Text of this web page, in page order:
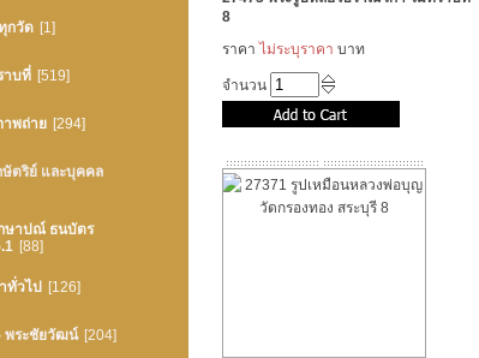
กวัด [1]
าบที่ [519]
าพถ่าย [294]
ตริย์ และบุคคล
ษาปณ์ ธนบัตร
[88]
ทั่วไป [126]
พระชัยวัฒน์ [204]
8
ราคา ไม่ระบุราคา บาท
จำนวน